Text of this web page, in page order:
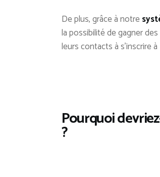
De plus, grâce à notre
la possibilité de gagner
leurs contacts à s’inscrire
Pourquoi
?